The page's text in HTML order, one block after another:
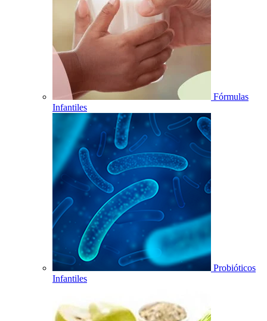
Fórmulas
Infantiles
Probióticos
Infantiles